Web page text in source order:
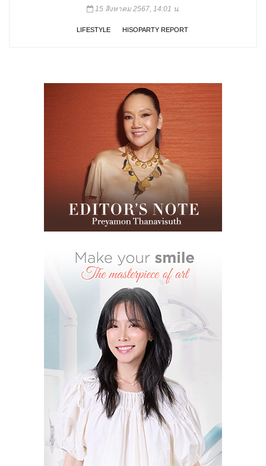
15 สิงหาคม 2567, 14:01 น.
LIFESTYLE HISOPARTY REPORT